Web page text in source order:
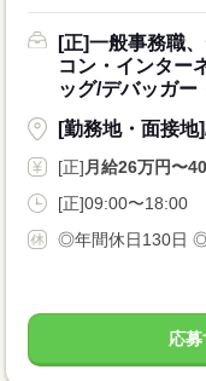
[正]一般事務職
コン・インター
ッグ/デバッガー
[勤務地・面接地
[正] 月給26万円〜
[正]09:00〜18:00
応募